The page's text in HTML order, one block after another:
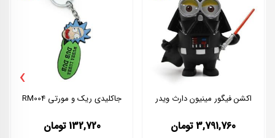
اکشن فیگور مینیون دارث ویدر
3,791,760 تومان
جاکلیدی ریک و مورتی RM004
132,720 تومان
›